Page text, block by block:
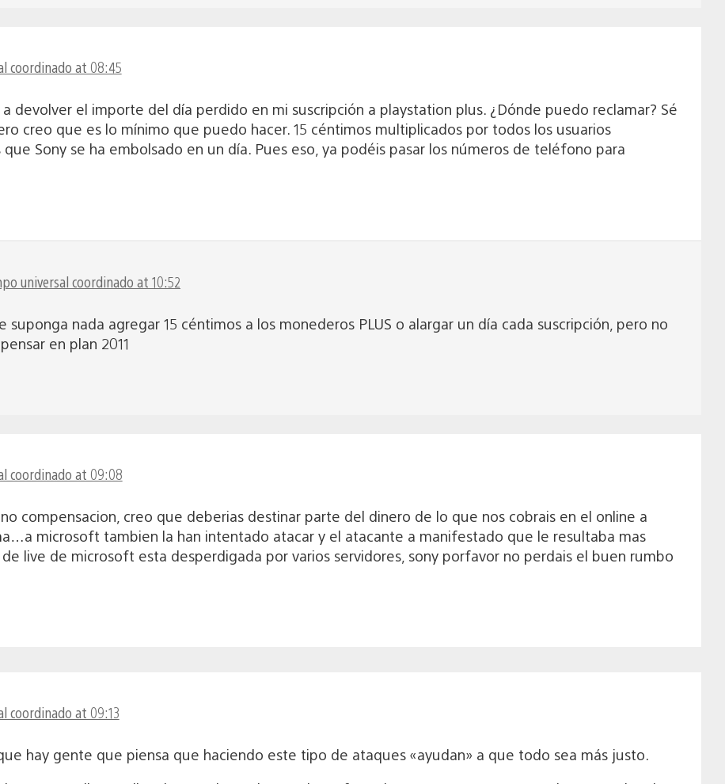
coordinado at 08:45
devolver el importe del día perdido en mi suscripción a playstation plus. ¿Dónde puedo reclamar? Sé
creo que es lo mínimo que puedo hacer. 15 céntimos multiplicados por todos los usuarios
Sony se ha embolsado en un día. Pues eso, ya podéis pasar los números de teléfono para
universal coordinado at 10:52
suponga nada agregar 15 céntimos a los monederos PLUS o alargar un día cada suscripción, pero no
en plan 2011
coordinado at 09:08
compensacion, creo que deberias destinar parte del dinero de lo que nos cobrais en el online a
microsoft tambien la han intentado atacar y el atacante a manifestado que le resultaba mas
live de microsoft esta desperdigada por varios servidores, sony porfavor no perdais el buen rumbo
coordinado at 09:13
hay gente que piensa que haciendo este tipo de ataques «ayudan» a que todo sea más justo.